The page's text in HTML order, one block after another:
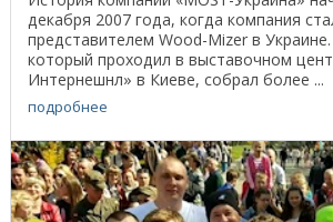
декабря 2007 года, когда компания
представителем Wood-Mizer в
который проходил в выставочном
Интернешнл» в Киеве, собрал более ...
подробнее